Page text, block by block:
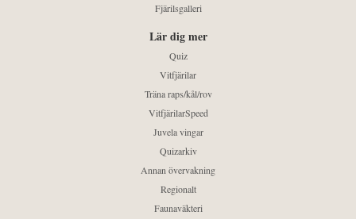
Fjärilsgalleri
Lär dig mer
Quiz
Vitfjärilar
Träna raps/kål/rov
VitfjärilarSpeed
Juvela vingar
Quizarkiv
Annan övervakning
Regionalt
Faunaväkteri